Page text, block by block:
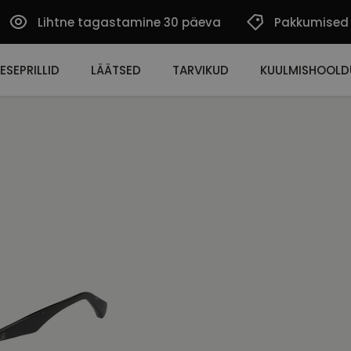
Lihtne tagastamine 30 päeva Pakkumised
LÄÄTSED TARVIKUD